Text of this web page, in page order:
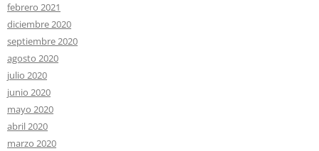
febrero 2021
diciembre 2020
septiembre 2020
agosto 2020
julio 2020
junio 2020
mayo 2020
abril 2020
marzo 2020